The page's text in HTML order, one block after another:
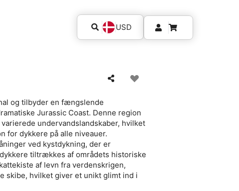
USD
og tilbyder en fængslende
Jurassic Coast. Denne region
undervandslandskaber, hvilket
for dykkere på alle niveauer.
ved kystdykning, der er
tiltrækkes af områdets historiske
af levn fra verdenskrigen,
skibe, hvilket giver et unikt glimt ind i